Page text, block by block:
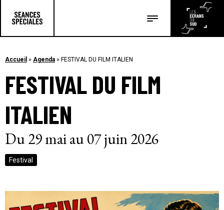
Les articles
Accueil » Agenda » FESTIVAL DU FILM ITALIEN
FESTIVAL DU FILM
ITALIEN
Du 29 mai au 07 juin 2026
Festival